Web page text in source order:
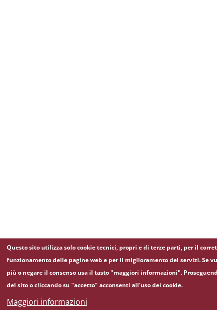
Questo sito utilizza solo cookie tecnici, propri e di terze parti, per il
funzionamento delle pagine web e per il miglioramento dei servizi. Se
più o negare il consenso usa il tasto "maggiori informazioni".
del sito o cliccando su "accetto" acconsenti all'uso dei cookie.
Maggiori informazioni